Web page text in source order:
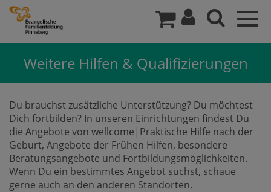
Weitere Hilfen & Qualifizierungen
Du brauchst zusätzliche Unterstützung? Du möchtest
Dich fortbilden? In unseren Einrichtungen findest Du
die Angebote von wellcome|Praktische Hilfe nach der
Geburt, Angebote der Frühen Hilfen, besondere
Beratungsangebote und Fortbildungsmöglichkeiten.
Wenn Du ein bestimmtes Angebot suchst, schaue
gerne auch an den anderen Standorten.